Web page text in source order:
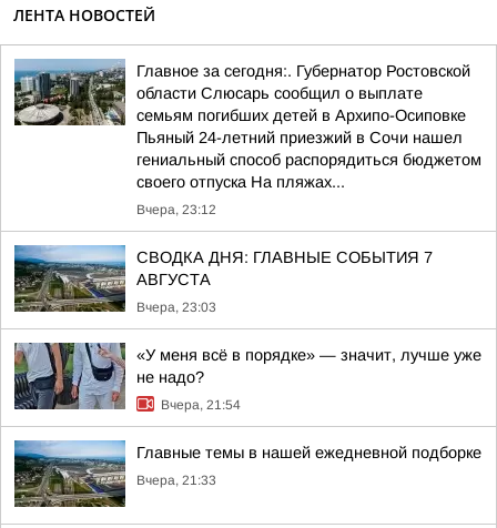
ЛЕНТА НОВОСТЕЙ
Главное за сегодня:. Губернатор Ростовской
области Слюсарь сообщил о выплате
семьям погибших детей в Архипо-Осиповке
Пьяный 24-летний приезжий в Сочи нашел
гениальный способ распорядиться бюджетом
своего отпуска На пляжах...
Вчера, 23:12
СВОДКА ДНЯ: ГЛАВНЫЕ СОБЫТИЯ 7
АВГУСТА
Вчера, 23:03
«У меня всё в порядке» — значит, лучше уже
не надо?
Вчера, 21:54
Главные темы в нашей ежедневной подборке
Вчера, 21:33